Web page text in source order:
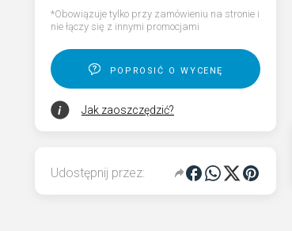
*Obowiązuje tylko przy zamówieniu na stronie i
nie łączy się z innymi promocjami
poprosić o wycenę
Jak zaoszczędzić?
Udostępnij przez: